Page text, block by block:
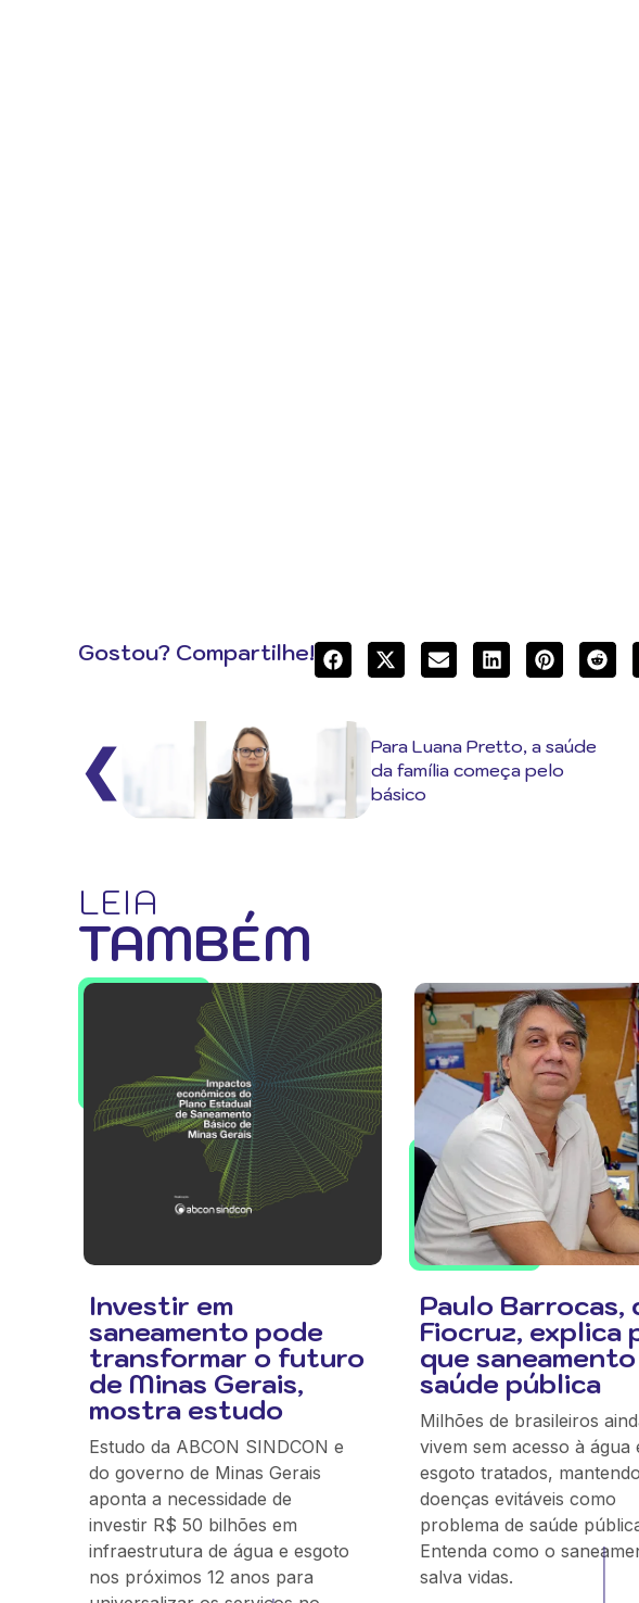
Gostou? Compartilhe!
❮
Para Luana Pretto, a saúde
da família começa pelo
básico
LEIA
TAMBÉM
Investir em
saneamento pode
transformar o futuro
de Minas Gerais,
mostra estudo
Estudo da ABCON SINDCON e
do governo de Minas Gerais
aponta a necessidade de
investir R$ 50 bilhões em
infraestrutura de água e esgoto
nos próximos 12 anos para
Paulo Barrocas,
Fiocruz, explica
que
saúde pública
Milhões de brasileiros
vivem sem acesso à água
esgoto tratados, mantendo
doenças evitáveis como
problema de saúde
Entenda como o
salva vidas.